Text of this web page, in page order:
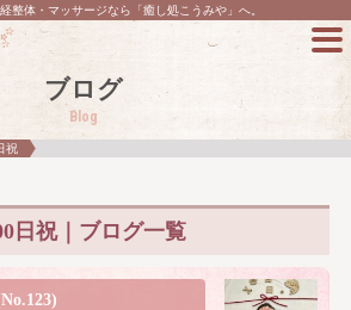
整体・マッサージなら「癒し処こうみや」へ。
ブログ
Blog
祝
日祝｜ブログ一覧